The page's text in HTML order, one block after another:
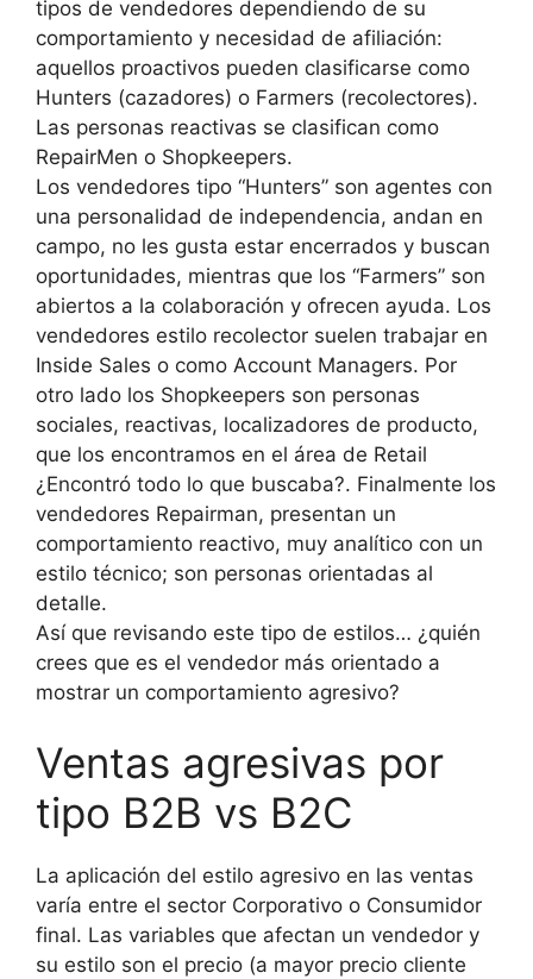
tipos de vendedores dependiendo de su
comportamiento y necesidad de afiliación:
aquellos proactivos pueden clasificarse como
Hunters (cazadores) o Farmers (recolectores).
Las personas reactivas se clasifican como
RepairMen o Shopkeepers.
Los vendedores tipo “Hunters” son agentes con
una personalidad de independencia, andan en
campo, no les gusta estar encerrados y buscan
oportunidades, mientras que los “Farmers” son
abiertos a la colaboración y ofrecen ayuda. Los
vendedores estilo recolector suelen trabajar en
Inside Sales o como Account Managers. Por
otro lado los Shopkeepers son personas
sociales, reactivas, localizadores de producto,
que los encontramos en el área de Retail
¿Encontró todo lo que buscaba?. Finalmente los
vendedores Repairman, presentan un
comportamiento reactivo, muy analítico con un
estilo técnico; son personas orientadas al
detalle.
Así que revisando este tipo de estilos… ¿quién
crees que es el vendedor más orientado a
mostrar un comportamiento agresivo?
Ventas agresivas por
tipo B2B vs B2C
La aplicación del estilo agresivo en las ventas
varía entre el sector Corporativo o Consumidor
final. Las variables que afectan un vendedor y
su estilo son el precio (a mayor precio cliente